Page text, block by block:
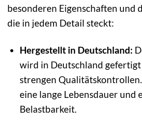
besonderen Eigenschaften und
die in jedem Detail steckt:
Hergestellt in Deutschland:
wird in Deutschland
strengen
eine lange Lebensdauer und
Belastbarkeit.